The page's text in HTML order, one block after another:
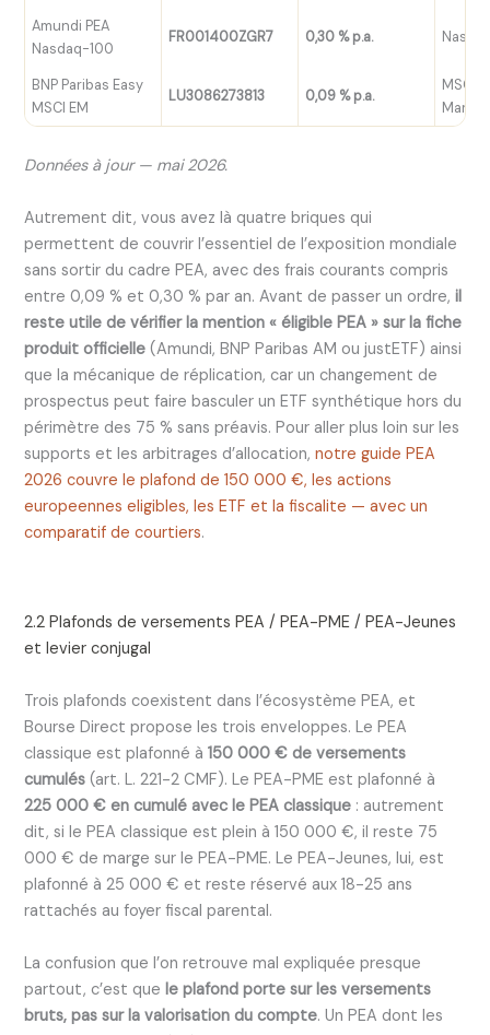
Amundi PEA
Nasdaq-100
FR001400ZGR7 0,30 % p.a.
BNP Paribas Easy
MSCI EM
LU3086273813 0,09 % p.a.
MSCI
Données à jour — mai 2026.
Autrement dit, vous avez là quatre briques qui
permettent de couvrir l’essentiel de l’exposition mondiale
sans sortir du cadre PEA, avec des frais courants compris
entre 0,09 % et 0,30 % par an. Avant de passer un ordre,il
reste utile de vérifier la mention « éligible PEA » sur la fiche
produit officielle (Amundi, BNP Paribas AM ou justETF) ainsi
que la mécanique de réplication, car un changement de
prospectus peut faire basculer un ETF synthétique hors du
périmètre des 75 % sans préavis. Pour aller plus loin sur les
supports et les arbitrages d’allocation,notre guide PEA
2026 couvre le plafond de 150 000 €, les actions
europeennes eligibles, les ETF et la fiscalite — avec un
comparatif de courtiers.
2.2 Plafonds de versements PEA / PEA-PME / PEA-Jeunes
et levier conjugal
Trois plafonds coexistent dans l’écosystème PEA, et
Bourse Direct propose les trois enveloppes. Le PEA
classique est plafonné à150 000 € de versements
cumulés (art. L. 221-2 CMF). Le PEA-PME est plafonné à
225 000 € en cumulé avec le PEA classique : autrement
dit, si le PEA classique est plein à 150 000 €, il reste 75
000 € de marge sur le PEA-PME. Le PEA-Jeunes, lui, est
plafonné à 25 000 € et reste réservé aux 18-25 ans
rattachés au foyer fiscal parental.
La confusion que l’on retrouve mal expliquée presque
partout, c’est quele plafond porte sur les versements
bruts, pas sur la valorisation du compte. Un PEA dont les